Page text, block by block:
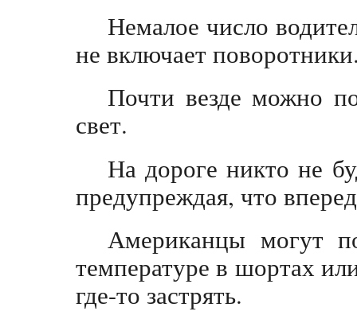
Немалое число
не включает
Почти везде можно
свет.
На дороге никто не
предупреждая, что
Американцы могут
температуре в шортах
где-то застрять.